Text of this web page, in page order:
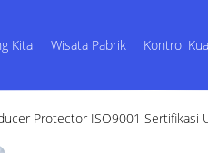
Kita Wisata Pabrik Kontrol
Protector ISO9001 Sertifikasi